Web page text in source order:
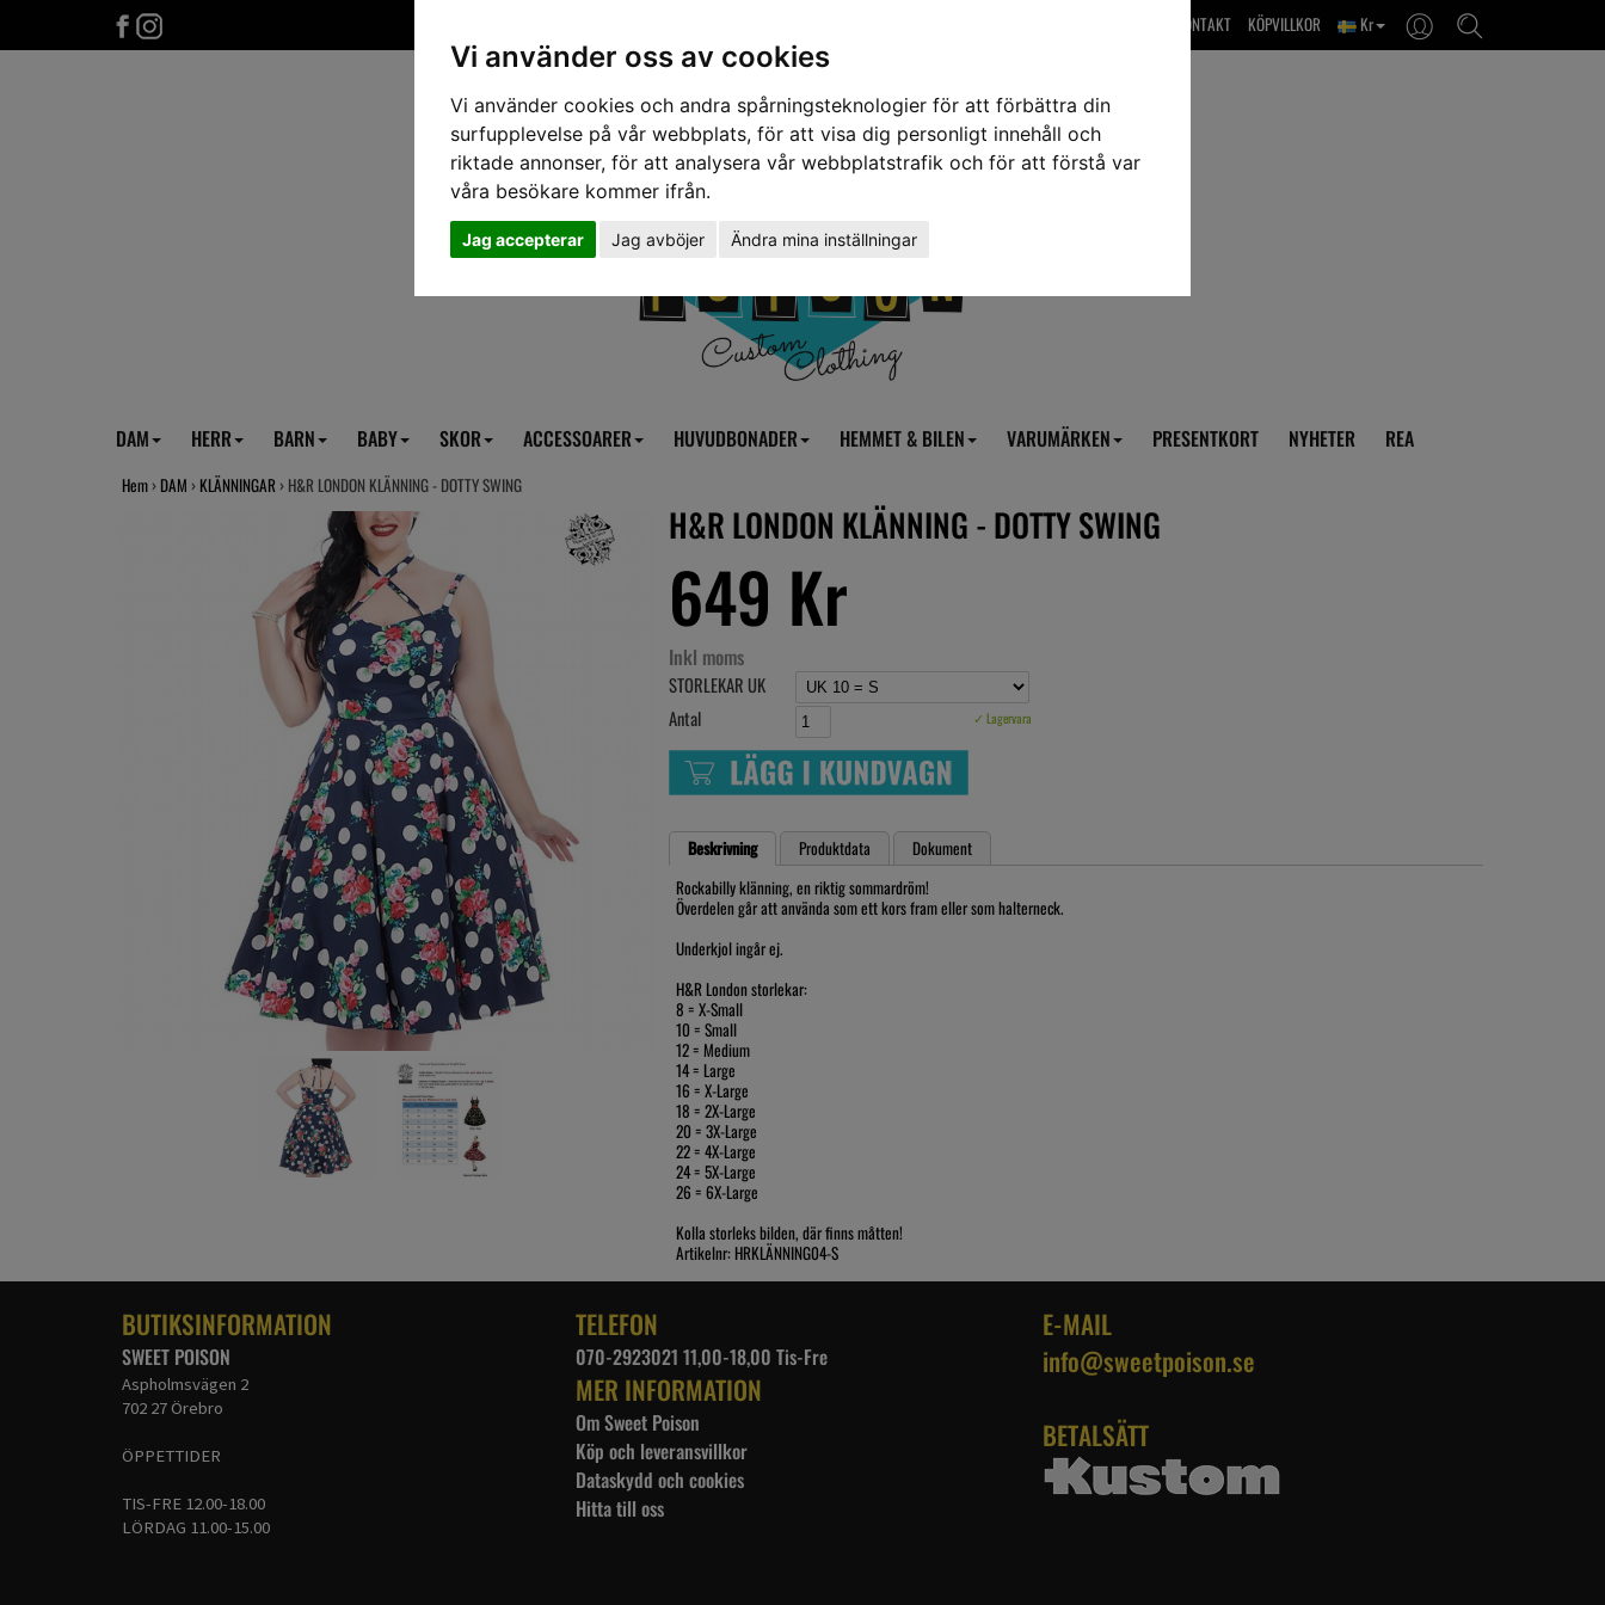
Vi använder oss av cookies
Vi använder cookies och andra spårningsteknologier för att förbättra din
surfupplevelse på vår webbplats, för att visa dig personligt innehåll och
riktade annonser, för att analysera vår webbplatstrafik och för att förstå var
våra besökare kommer ifrån.
Jag accepterar Jag avböjer Ändra mina inställningar
Kr
KÖPVILLKOR
OM OSS & KONTAKT
DAM HERR BARN BABY SKOR ACCESSOARER HUVUDBONADER HEMMET & BILEN VARUMÄRKEN PRESENTKORT NYHETER REA
Hem › DAM › KLÄNNINGAR › H&R LONDON KLÄNNING - DOTTY SWING
H&R LONDON KLÄNNING - DOTTY SWING
649 Kr
Inkl moms
STORLEKAR UK
Antal
✓ Lagervara
Beskrivning Produktdata
Dokument
Rockabilly klänning, en riktig sommardröm!
Överdelen går att använda som ett kors fram eller som halterneck.
Underkjol ingår ej.
H&R London storlekar:
8 = X-Small
10 = Small
12 = Medium
14 = Large
16 = X-Large
18 = 2X-Large
20 = 3X-Large
22 = 4X-Large
24 = 5X-Large
26 = 6X-Large
Kolla storleks bilden, där finns måtten!
Artikelnr: HRKLÄNNING04-S
BUTIKSINFORMATION
SWEET POISON
Aspholmsvägen 2
702 27 Örebro
ÖPPETTIDER
TIS-FRE 12.00-18.00
LÖRDAG 11.00-15.00
TELEFON
070-2923021 11,00-18,00 Tis-Fre
MER INFORMATION
Om Sweet Poison
Köp och leveransvillkor
Dataskydd och cookies
Hitta till oss
E-MAIL
info@sweetpoison.se
BETALSÄTT